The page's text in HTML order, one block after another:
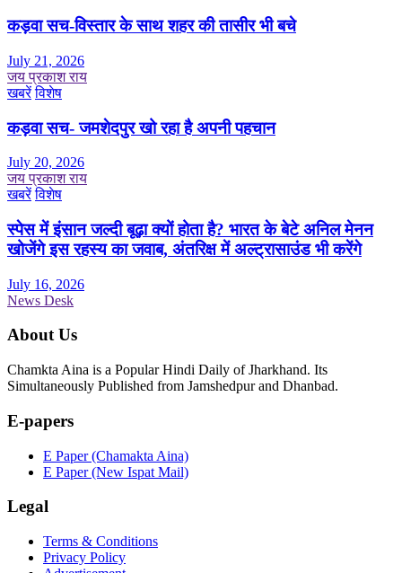
कड़वा सच-विस्तार के साथ शहर की तासीर भी बचे
July 21, 2026
जय प्रकाश राय
खबरें विशेष
कड़वा सच- जमशेदपुर खो रहा है अपनी पहचान
July 20, 2026
जय प्रकाश राय
खबरें विशेष
स्पेस में इंसान जल्दी बूढ़ा क्यों होता है? भारत के बेटे अनिल मेनन
खोजेंगे इस रहस्य का जवाब, अंतरिक्ष में अल्ट्रासाउंड भी करेंगे
July 16, 2026
News Desk
About Us
Chamkta Aina is a Popular Hindi Daily of Jharkhand. Its
Simultaneously Published from Jamshedpur and Dhanbad.
E-papers
E Paper (Chamakta Aina)
E Paper (New Ispat Mail)
Legal
Terms & Conditions
Privacy Policy